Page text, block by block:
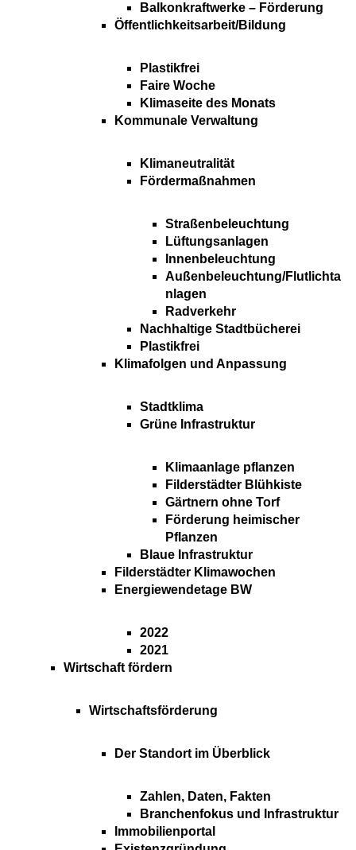
Balkonkraftwerke – Förderung
Öffentlichkeitsarbeit/Bildung
Plastikfrei
Faire Woche
Klimaseite des Monats
Kommunale Verwaltung
Klimaneutralität
Fördermaßnahmen
Straßenbeleuchtung
Lüftungsanlagen
Innenbeleuchtung
Außenbeleuchtung/Flutlichta
nlagen
Radverkehr
Nachhaltige Stadtbücherei
Plastikfrei
Klimafolgen und Anpassung
Stadtklima
Grüne Infrastruktur
Klimaanlage pflanzen
Filderstädter Blühkiste
Gärtnern ohne Torf
Förderung heimischer
Pflanzen
Blaue Infrastruktur
Filderstädter Klimawochen
Energiewendetage BW
2022
2021
Wirtschaft fördern
Wirtschaftsförderung
Der Standort im Überblick
Zahlen, Daten, Fakten
Branchenfokus und Infrastruktur
Immobilienportal